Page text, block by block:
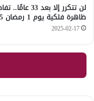
لن تتكرر إلا بعد 33
ظاهرة فلكية يوم 1 رمضان 2025
2025-02-17